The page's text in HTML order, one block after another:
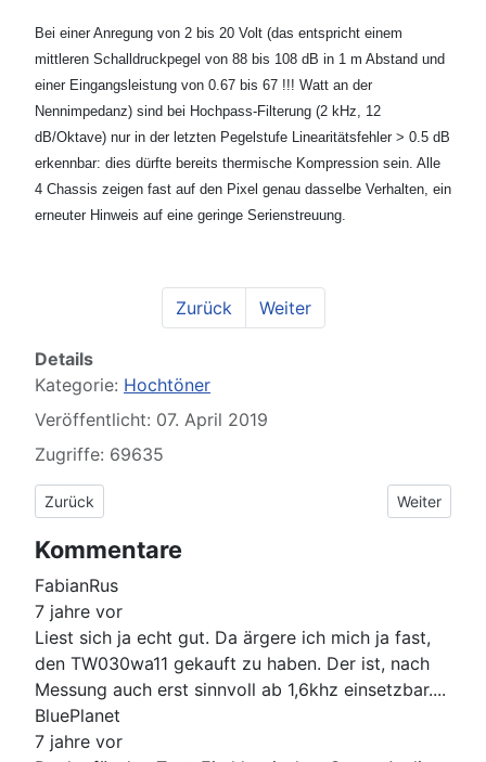
Bei einer Anregung von 2 bis 20 Volt (das entspricht einem
mittleren Schalldruckpegel von 88 bis 108 dB in 1 m Abstand und
einer Eingangsleistung von 0.67 bis 67 !!! Watt an der
Nennimpedanz) sind bei Hochpass-Filterung (2 kHz, 12
dB/Oktave) nur in der letzten Pegelstufe Linearitätsfehler > 0.5 dB
erkennbar: dies dürfte bereits thermische Kompression sein. Alle
4 Chassis zeigen fast auf den Pixel genau dasselbe Verhalten, ein
erneuter Hinweis auf eine geringe Serienstreuung.
Zurück Weiter
Details
Kategorie: Hochtöner
Veröffentlicht: 07. April 2019
Zugriffe: 69635
Vorheriger Beitrag: Mundorf AMT U110W1.1
Zurück Nächster
Weiter
Kommentare
FabianRus
7 jahre vor
Liest sich ja echt gut. Da ärgere ich mich ja fast,
den TW030wa11 gekauft zu haben. Der ist, nach
Messung auch erst sinnvoll ab 1,6khz einsetzbar....
BluePlanet
7 jahre vor